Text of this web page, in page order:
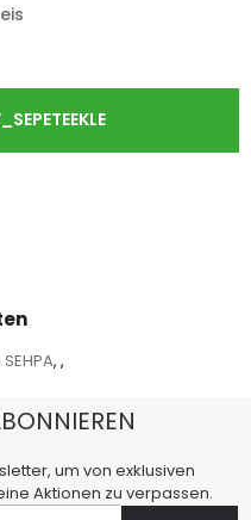
, ,
um von exklusiven
Aktionen zu verpassen.